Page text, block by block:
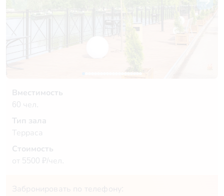
Вместимость
60 чел.
Тип зала
Терраса
Стоимость
от 5500 ₽/чел.
Забронировать по телефону: